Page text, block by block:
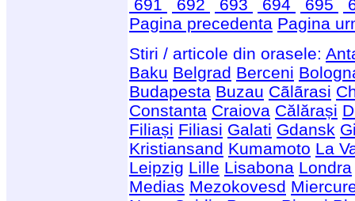
691
692 693 694 695
Pagina precedenta Pagina
Stiri / articole din orasele:
Baku Belgrad Berceni
Budapesta Buzau Cãlãrasi
Constanta Craiova Călărași
Filiași Filiasi Galati Gdansk
Kristiansand Kumamoto La
Leipzig Lille Lisabona Londra
Medias Mezokovesd